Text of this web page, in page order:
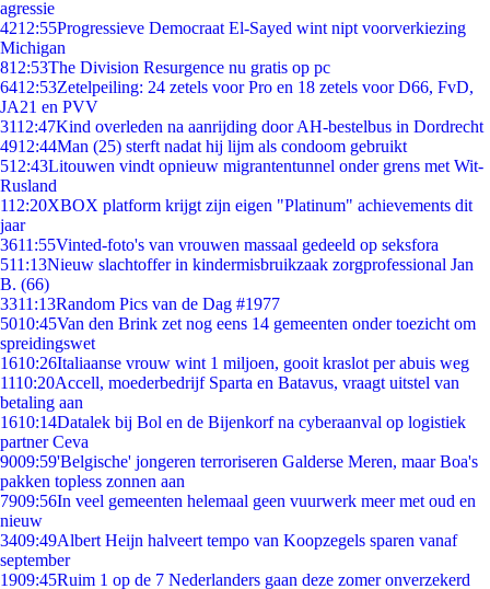
agressie
4212:55Progressieve Democraat El-Sayed wint nipt voorverkiezing
Michigan
812:53The Division Resurgence nu gratis op pc
6412:53Zetelpeiling: 24 zetels voor Pro en 18 zetels voor D66, FvD,
JA21 en PVV
3112:47Kind overleden na aanrijding door AH-bestelbus in Dordrecht
4912:44Man (25) sterft nadat hij lijm als condoom gebruikt
512:43Litouwen vindt opnieuw migrantentunnel onder grens met Wit-
Rusland
112:20XBOX platform krijgt zijn eigen "Platinum" achievements dit
jaar
3611:55Vinted-foto's van vrouwen massaal gedeeld op seksfora
511:13Nieuw slachtoffer in kindermisbruikzaak zorgprofessional Jan
B. (66)
3311:13Random Pics van de Dag #1977
5010:45Van den Brink zet nog eens 14 gemeenten onder toezicht om
spreidingswet
1610:26Italiaanse vrouw wint 1 miljoen, gooit kraslot per abuis weg
1110:20Accell, moederbedrijf Sparta en Batavus, vraagt uitstel van
betaling aan
1610:14Datalek bij Bol en de Bijenkorf na cyberaanval op logistiek
partner Ceva
9009:59'Belgische' jongeren terroriseren Galderse Meren, maar Boa's
pakken topless zonnen aan
7909:56In veel gemeenten helemaal geen vuurwerk meer met oud en
nieuw
3409:49Albert Heijn halveert tempo van Koopzegels sparen vanaf
september
1909:45Ruim 1 op de 7 Nederlanders gaan deze zomer onverzekerd